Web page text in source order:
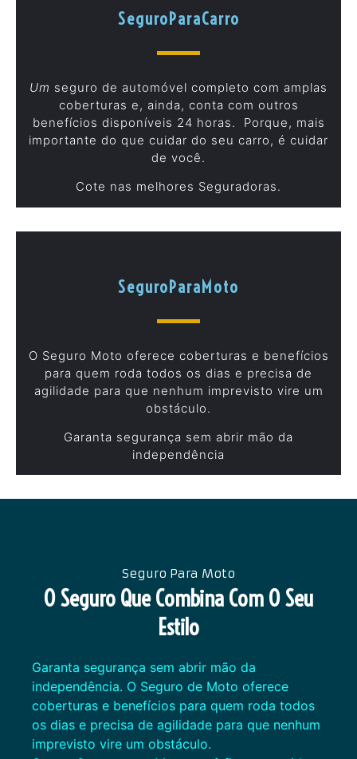
SeguroParaCarro
Um seguro de automóvel completo com amplas
coberturas e, ainda, conta com outros
benefícios disponíveis 24 horas. Porque, mais
importante do que cuidar do seu carro, é cuidar
de você.
Cote nas melhores Seguradoras.
SeguroParaMoto
O Seguro Moto oferece coberturas e benefícios
para quem roda todos os dias e precisa de
agilidade para que nenhum imprevisto vire um
obstáculo.
Garanta segurança sem abrir mão da
independência
Seguro Para Moto
O Seguro Que Combina Com O Seu
Estilo
Garanta segurança sem abrir mão da
independência. O Seguro de Moto oferece
coberturas e benefícios para quem roda todos
os dias e precisa de agilidade para que nenhum
imprevisto vire um obstáculo.